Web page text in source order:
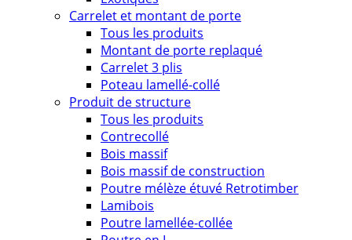
Carrelet et montant de porte
Tous les produits
Montant de porte replaqué
Carrelet 3 plis
Poteau lamellé-collé
Produit de structure
Tous les produits
Contrecollé
Bois massif
Bois massif de construction
Poutre mélèze étuvé Retrotimber
Lamibois
Poutre lamellée-collée